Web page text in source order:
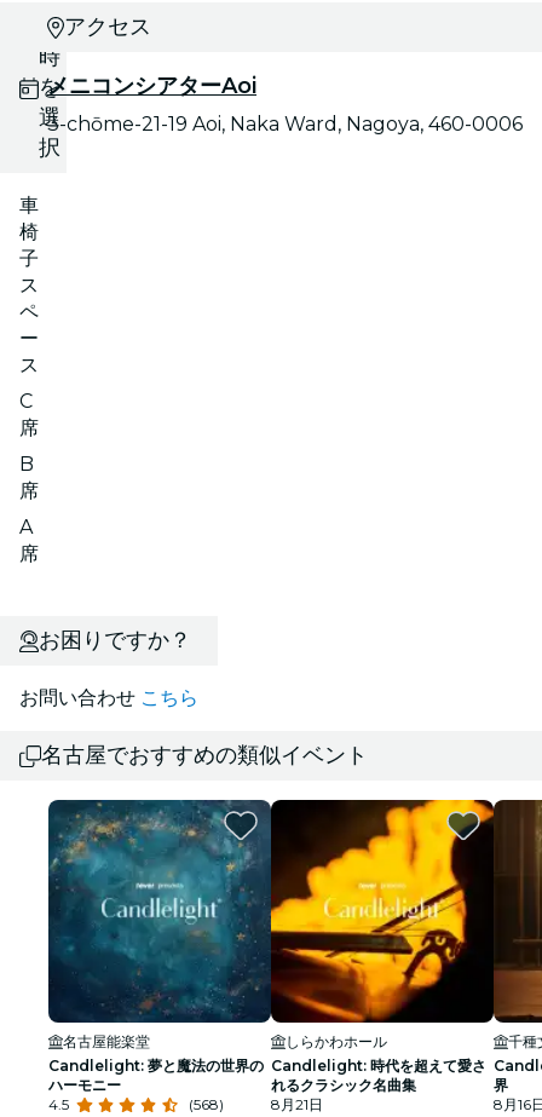
日
時
を
選
択
車
椅
子
ス
ペ
ー
ス
C
席
B
席
A
席
アクセス
メニコンシアターAoi
3-chōme-21-19 Aoi, Naka Ward, Nagoya, 460-0006
お困りですか？
お問い合わせ こちら
名古屋でおすすめの類似イベント
名古屋能楽堂
Candlelight: 夢と魔法の世界の
ハーモニー
4.5
(568)
しらかわホール
Candlelight: 時代を超えて愛さ
れるクラシック名曲集
8月21日
千種
界
8月16